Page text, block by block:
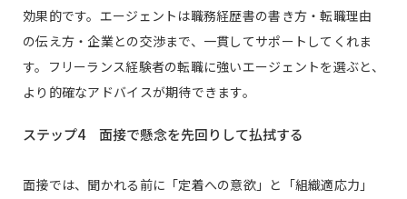
効果的です。エージェントは職務経歴書の書き方・転職理由
の伝え方・企業との交渉まで、一貫してサポートしてくれま
す。フリーランス経験者の転職に強いエージェントを選ぶと、
より的確なアドバイスが期待できます。
ステップ4 面接で懸念を先回りして払拭する
面接では、聞かれる前に「定着への意欲」と「組織適応力」